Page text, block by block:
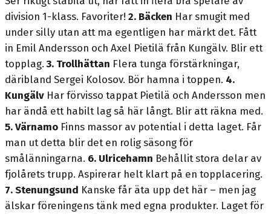
division 1-klass. Favoriter! 2. Bäcken Har smugit med
under silly utan att ma egentligen har märkt det. Fått
in Emil Andersson och Axel Pietilä från Kungälv. Blir ett
topplag.3. Trollhättan Flera tunga förstärkningar,
däribland Sergei Kolosov. Bör hamna i toppen. 4.
Kungälv Har förvisso tappat Pietilä och Andersson men
har ändå ett habilt lag så här långt. Blir att räkna med.
5. Värnamo Finns massor av potential i detta laget. Får
man ut detta blir det en rolig säsong för
smålänningarna. 6. Ulricehamn Behållit stora delar av
fjolårets trupp. Aspirerar helt klart på en topplacering.
7. Stenungsund Kanske får äta upp det här – men jag
älskar föreningens tänk med egna produkter. Laget för